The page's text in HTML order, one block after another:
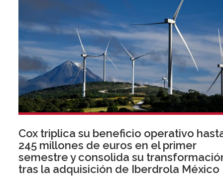
Cox triplica su beneficio operativo
245 millones de euros en el primer
semestre y consolida su
tras la adquisición de Iberdrola México